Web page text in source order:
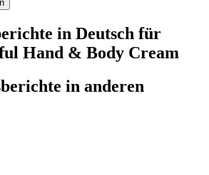
in Deutsch für
Hand & Body Cream
in anderen